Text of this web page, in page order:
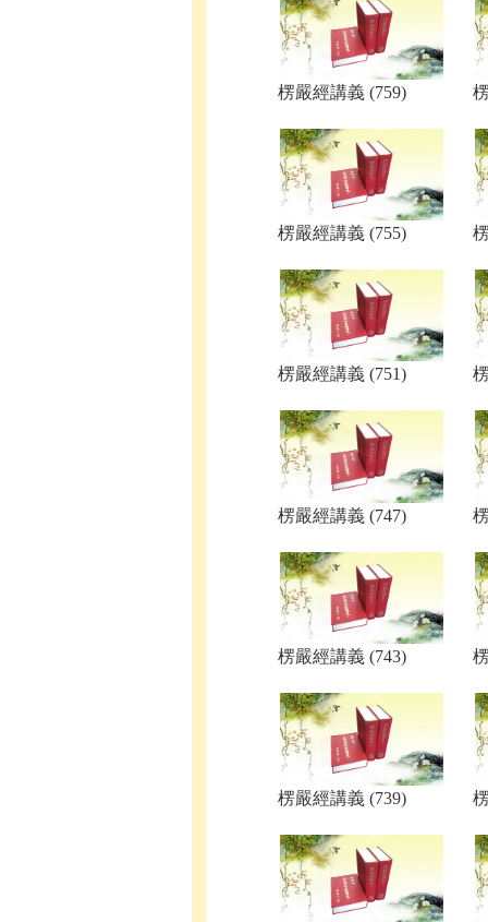
楞嚴經講義 (759)
楞嚴經講義 (755)
楞嚴經講義 (751)
楞嚴經講義 (747)
楞嚴經講義 (743)
楞嚴經講義 (739)